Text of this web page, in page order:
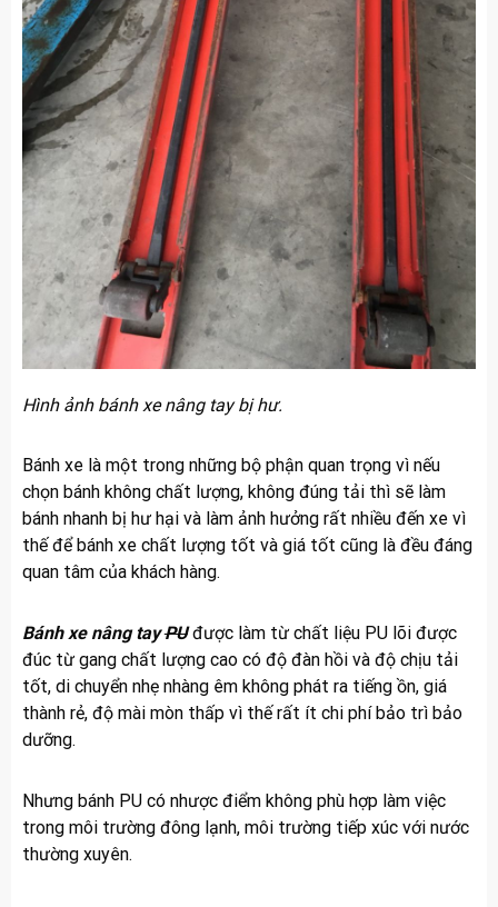
Hình ảnh bánh xe nâng tay bị hư.
Bánh xe là một trong những bộ phận quan trọng vì nếu
chọn bánh không chất lượng, không đúng tải thì sẽ làm
bánh nhanh bị hư hại và làm ảnh hưởng rất nhiều đến xe vì
thế để bánh xe chất lượng tốt và giá tốt cũng là đều đáng
quan tâm của khách hàng.
Bánh xe nâng tayPUđược làm từ chất liệu PU lõi được
đúc từ gang chất lượng cao có độ đàn hồi và độ chịu tải
tốt, di chuyển nhẹ nhàng êm không phát ra tiếng ồn, giá
thành rẻ, độ mài mòn thấp vì thế rất ít chi phí bảo trì bảo
dưỡng.
Nhưng bánh PU có nhược điểm không phù hợp làm việc
trong môi trường đông lạnh, môi trường tiếp xúc với nước
thường xuyên.